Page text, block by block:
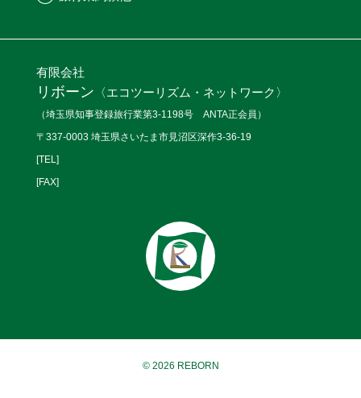
有限会社
リボーン 〈エコツーリズム・ネットワーク〉
（埼玉県知事登録旅行業第3-1198号 ANTA正会員）
〒337-0003 埼玉県さいたま市見沼区深作3-36-19
[TEL]
[FAX]
© 2026 REBORN